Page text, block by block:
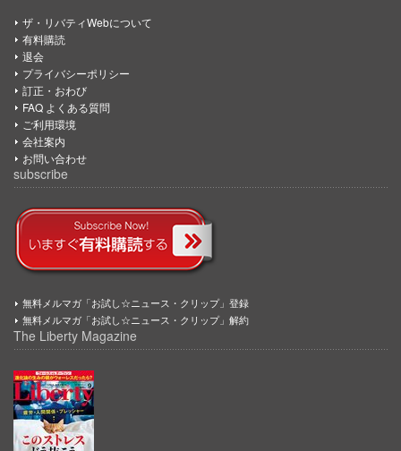
ザ・リバティWebについて
有料購読
退会
プライバシーポリシー
訂正・おわび
FAQ よくある質問
ご利用環境
会社案内
お問い合わせ
subscribe
無料メルマガ「お試し☆ニュース・クリップ」登録
無料メルマガ「お試し☆ニュース・クリップ」解約
The Liberty Magazine